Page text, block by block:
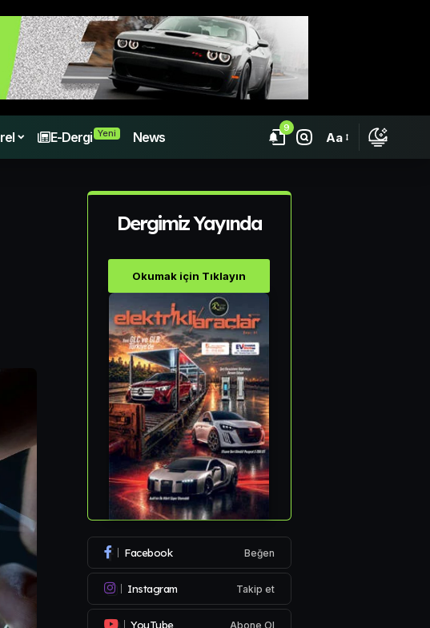
E-Dergi Yeni News
9
Aa
Dergimiz Yayında
Okumak için Tıklayın
Facebook Beğen
Instagram Takip et
YouTube Abone Ol